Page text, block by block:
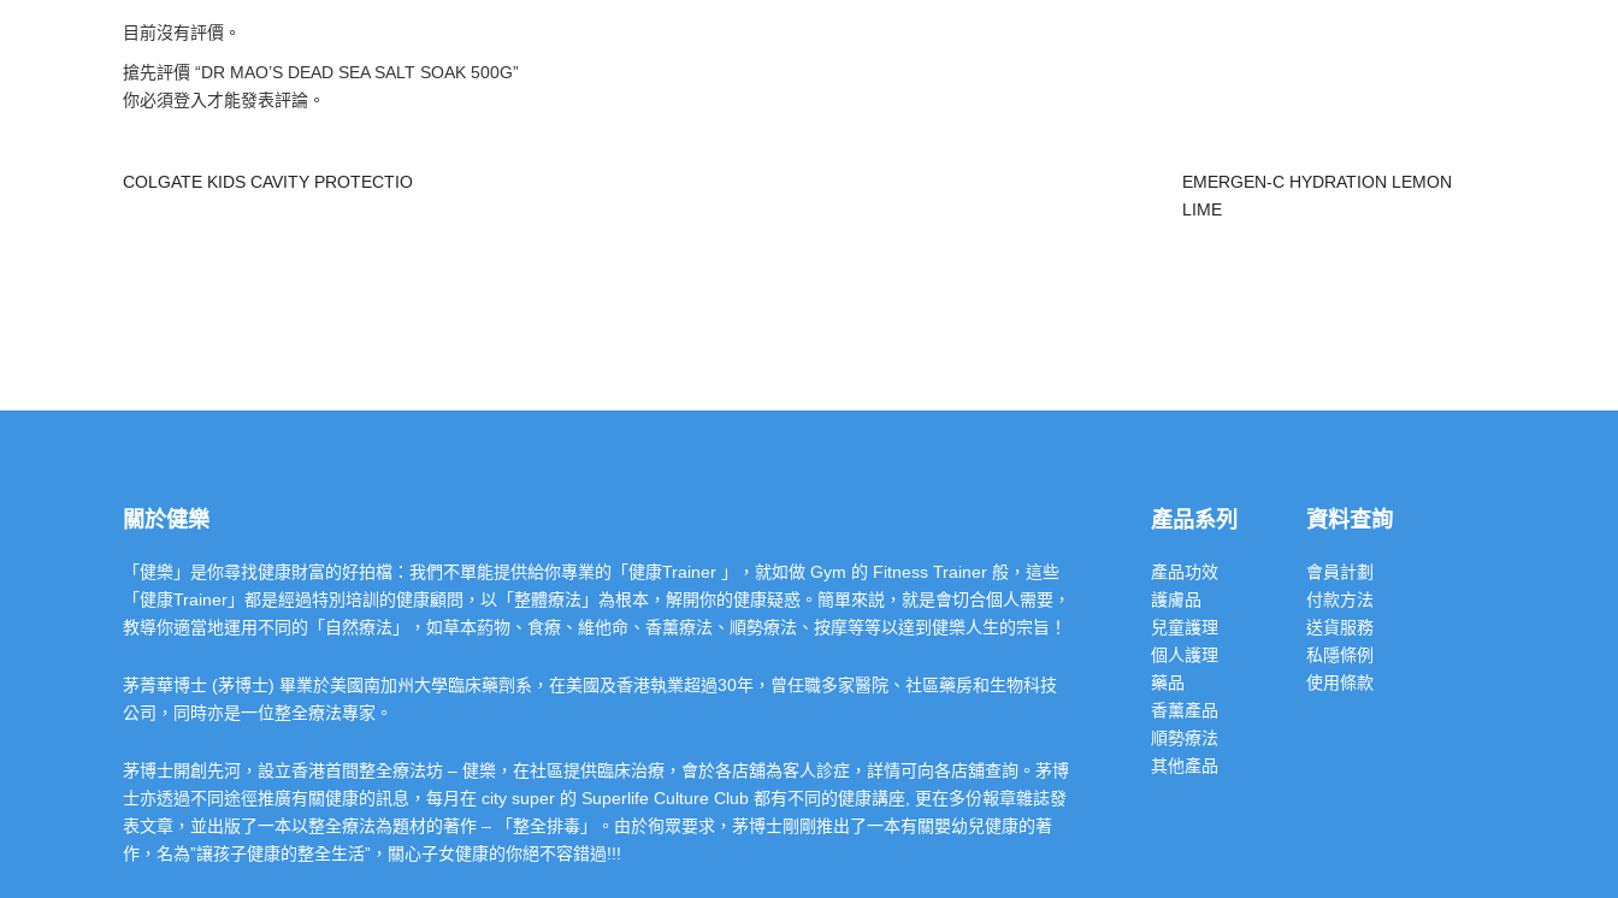
目前沒有評價。
搶先評價 “DR MAO’S DEAD SEA SALT SOAK 500G”
你必須登入 才能發表評論。
COLGATE KIDS CAVITY PROTECTIO
EMERGEN-C HYDRATION LEMON
LIME
關於健樂
「健樂」是你尋找健康財富的好拍檔：我們不單能提供給你專業的「健康Trainer 」，就如做 Gym 的 Fitness Trainer 般，這些
「健康Trainer」都是經過特別培訓的健康顧問，以「整體療法」為根本，解開你的健康疑惑。簡單來説，就是會切合個人需要，
教導你適當地運用不同的「自然療法」，如草本葯物、食療、維他命、香薰療法、順勢療法、按摩等等以達到健樂人生的宗旨！
茅菁華博士 (茅博士) 畢業於美國南加州大學臨床藥劑系，在美國及香港執業超過30年，曾任職多家醫院、社區藥房和生物科技
公司，同時亦是一位整全療法專家。
茅博士開創先河，設立香港首間整全療法坊 – 健樂，在社區提供臨床治療，會於各店舖為客人診症，詳情可向各店舖查詢。茅博
士亦透過不同途徑推廣有關健康的訊息，每月在 city super 的 Superlife Culture Club 都有不同的健康講座, 更在多份報章雜誌發
表文章，並出版了一本以整全療法為題材的著作 – 「整全排毒」。由於徇眾要求，茅博士剛剛推出了一本有關嬰幼兒健康的著
作，名為”讓孩子健康的整全生活”，關心子女健康的你絕不容錯過!!!
產品系列
產品功效
護膚品
兒童護理
個人護理
藥品
香薰產品
順勢療法
其他產品
資料查詢
會員計劃
付款方法
送貨服務
私隱條例
使用條款